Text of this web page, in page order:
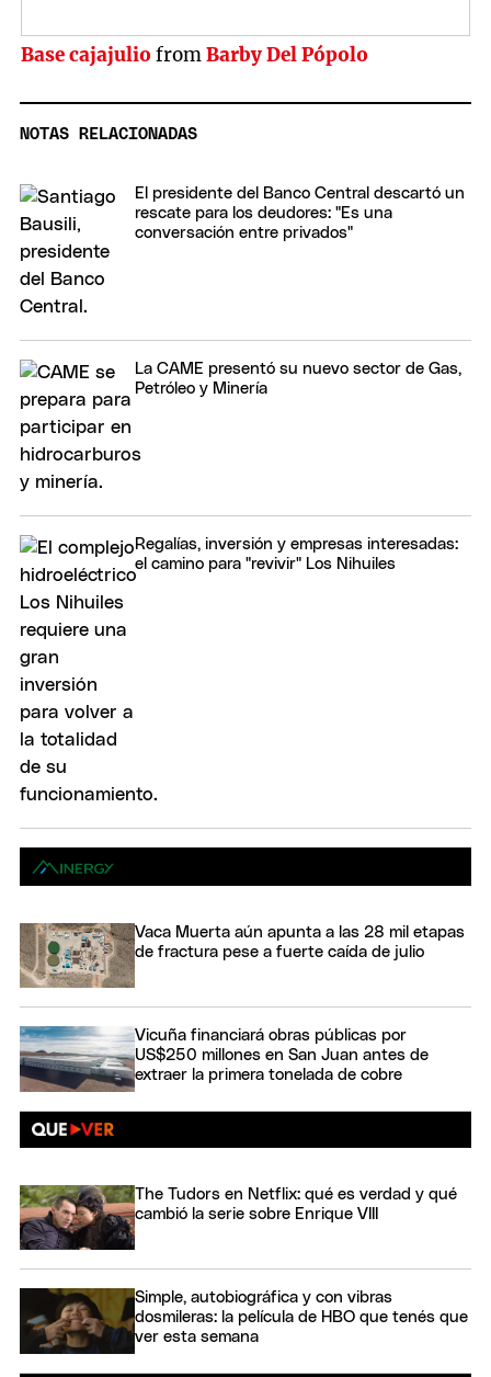
Base cajajuliofromBarby Del Pópolo
NOTAS RELACIONADAS
El presidente del Banco Central descartó un
rescate para los deudores: "Es una
conversación entre privados"
La CAME presentó su nuevo sector de Gas,
Petróleo y Minería
Regalías, inversión y empresas interesadas:
el camino para "revivir" Los Nihuiles
Vaca Muerta aún apunta a las 28 mil etapas
de fractura pese a fuerte caída de julio
Vicuña financiará obras públicas por
US$250 millones en San Juan antes de
extraer la primera tonelada de cobre
The Tudors en Netflix: qué es verdad y qué
cambió la serie sobre Enrique VIII
Simple, autobiográfica y con vibras
dosmileras: la película de HBO que tenés que
ver esta semana